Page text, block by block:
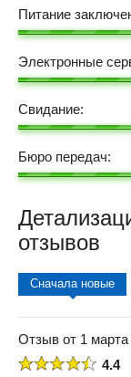
Питание
Электронные
Свидание:
Бюро передач:
отзывов
Сначала новые
Отзыв от 1 марта
4.4